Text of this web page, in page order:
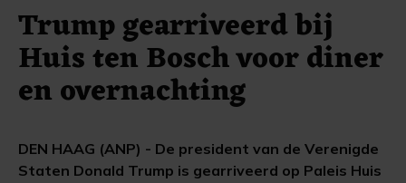
Trump gearriveerd bij
Huis ten Bosch voor diner
en overnachting
DEN HAAG (ANP) - De president van de Verenigde
Staten Donald Trump is gearriveerd op Paleis Huis